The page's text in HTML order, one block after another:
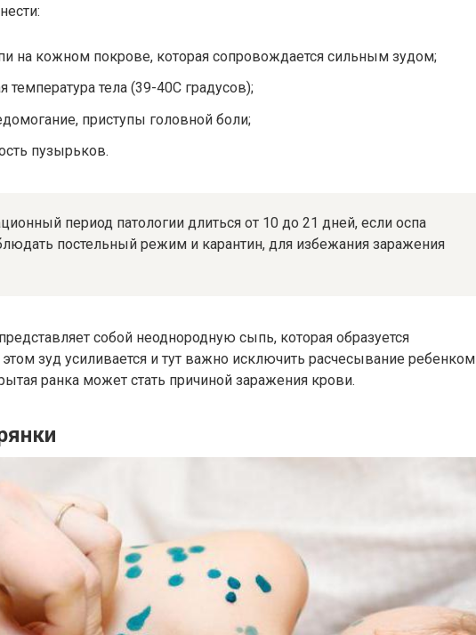
на кожном покрове, которая сопровождается сильным зудом;
тела (39-40С градусов);
приступы головной боли;
пузырьков.
период патологии длиться от 10 до 21 дней, если оспа
постельный режим и карантин, для избежания заражения
собой неоднородную сыпь, которая образуется
зуд усиливается и тут важно исключить расчесывание ребенком
ранка может стать причиной заражения крови.